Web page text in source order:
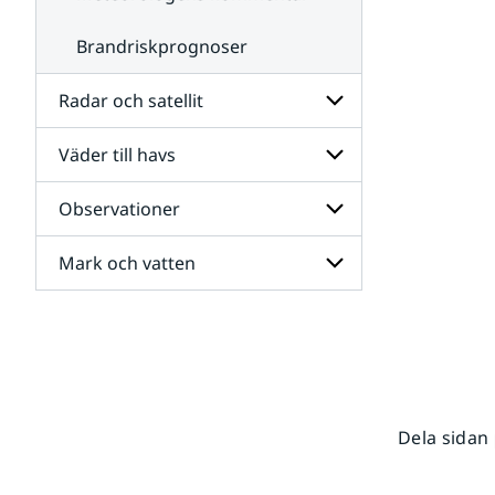
Brandriskprognoser
Radar och satellit
Undersidor
för
Radar
och
satellit
Väder till havs
Undersidor
för
Väder
till
havs
Observationer
Undersidor
för
Mark och vatten
Dela sidan